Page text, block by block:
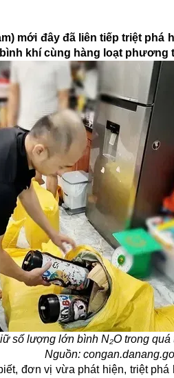
mới đây đã liên tiếp triệt
khí cùng hàng loạt phương
số lượng lớn bình N₂O trong
Nguồn:
đơn vị vừa phát hiện, triệt